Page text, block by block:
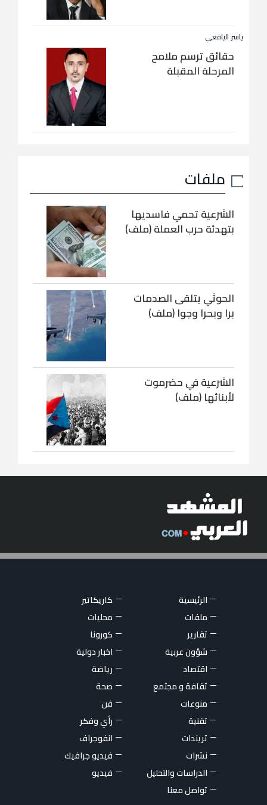
ياسر اليافعي
حقائق ترسم ملامح
المرحلة المقبلة
ملفات
الشرعية تحمي فاسديها
بتهدئة حرب العملة (ملف)
الحوثي يتلقى الصدمات
برا وبحرا وجوا (ملف)
الشرعية في حضرموت
لأبنائها (ملف)
الرئيسية
كاريكاتير
ملفات
محليات
تقارير
كورونا
شؤون عربية
اخبار دولية
اقتصاد
رياضة
ثقافة و مجتمع
صحة
منوعات
فن
تقنية
رأي وفكر
تريندات
انفوجراف
نشرات
فيديو جرافيك
الدراسات والتحليل
فيديو
تواصل معنا